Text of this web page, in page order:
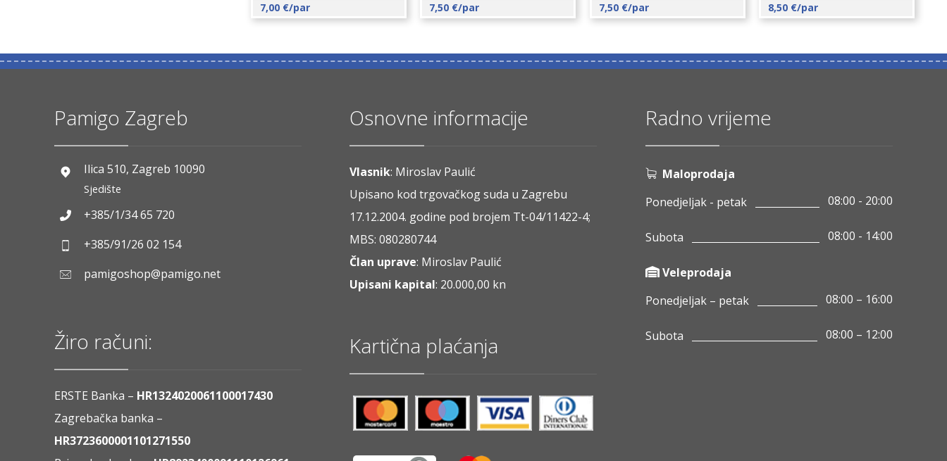
7,00 €/par 7,50 €/par 7,50 €/par 8,50 €/par
Pamigo Zagreb
Ilica 510, Zagreb 10090
Sjedište
+385/1/34 65 720
+385/91/26 02 154
pamigoshop@pamigo.net
Žiro računi:
ERSTE Banka – HR1324020061100017430
Zagrebačka banka –
HR3723600001101271550
Osnovne informacije
Vlasnik: Miroslav Paulić
Upisano kod trgovačkog suda u Zagrebu
17.12.2004. godine pod brojem Tt-04/11422-4;
MBS: 080280744
Član uprave: Miroslav Paulić
Upisani kapital: 20.000,00 kn
Kartična plaćanja
Radno vrijeme
Maloprodaja
Ponedjeljak - petak
08:00 - 20:00
Subota 08:00 - 14:00
Veleprodaja
Ponedjeljak – petak
08:00 – 16:00
Subota 08:00 – 12:00